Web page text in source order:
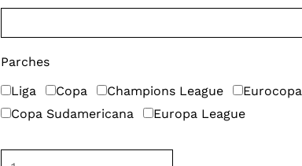
Parches
Liga
Copa Champions League Eurocopa
Copa Sudamericana
Europa League